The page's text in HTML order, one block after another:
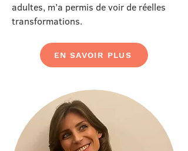
adultes, m’a permis de voir de réelles
transformations.
EN SAVOIR PLUS